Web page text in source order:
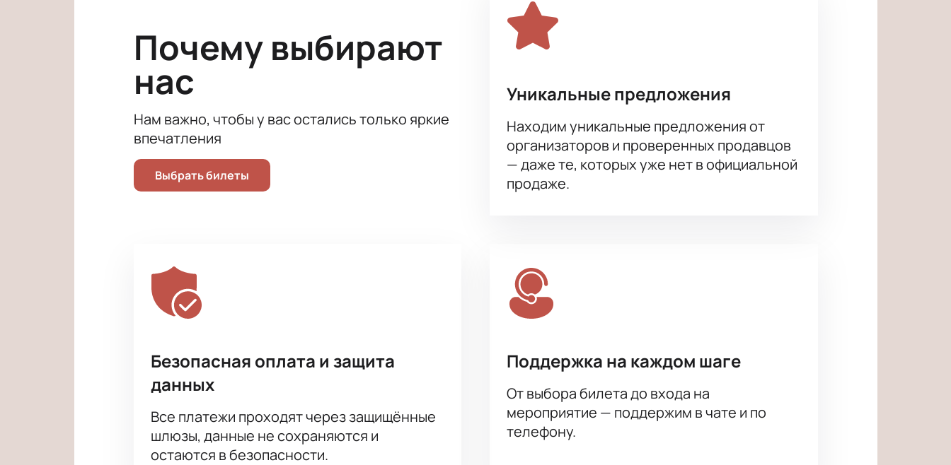
Художественным руководителем мероприятия выступает Заслуженный деятель искусств России Гедиминас Таранда. Его вклад в
развитие балетного искусства и высокий профессионализм гарантируют зрителям незабываемое впечатление от
представления.
Для того чтобы посетить это уникальное событие, вы можете
насладиться шедеврами балетного искусства в Театре Эстрады. Купить билеты на нашем сайте — это просто и удобно.
Почему выбирают
нас
Нам важно, чтобы у вас остались только яркие
впечатления
Выбрать билеты
Уникальные предложения
Находим уникальные предложения от
организаторов и проверенных продавцов
— даже те, которых уже нет в официальной
продаже.
Безопасная оплата и защита
данных
Все платежи проходят через защищённые
шлюзы, данные не сохраняются и
остаются в безопасности.
Поддержка на каждом шаге
От выбора билета до входа на
мероприятие — поддержим в чате и по
телефону.